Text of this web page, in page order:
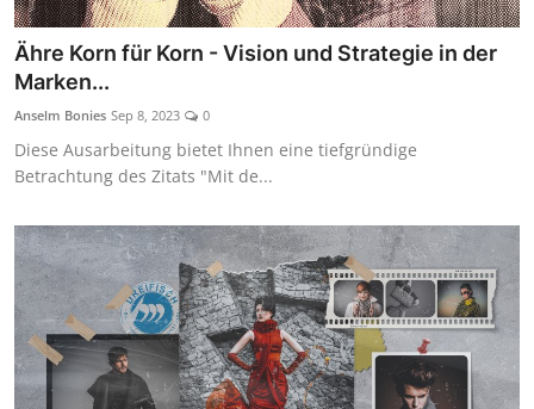
Ähre Korn für Korn - Vision und Strategie in der
Marken...
Anselm Bonies Sep 8, 2023 0
Diese Ausarbeitung bietet Ihnen eine tiefgründige
Betrachtung des Zitats "Mit de...